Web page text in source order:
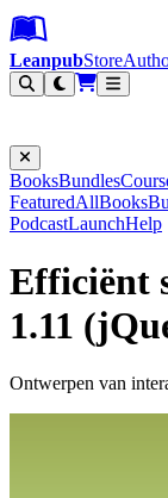
Leanpub
Leanpub
Skip to main content
Go to Leanpub.com
LeanpubStore
BooksBundles
FeaturedAllBooks
PodcastLaunchHelp
Efficiënt
1.11
Ontwerpen van